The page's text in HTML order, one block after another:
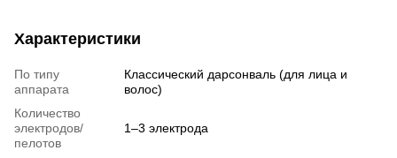
Характеристики
По типу
аппарата
Классический дарсонваль (для лица и
волос)
Количество
электродов/
пелотов
1–3 электрода